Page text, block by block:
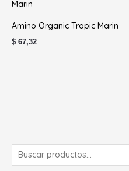
Amino Organic Tropic Marin
$ 67,32